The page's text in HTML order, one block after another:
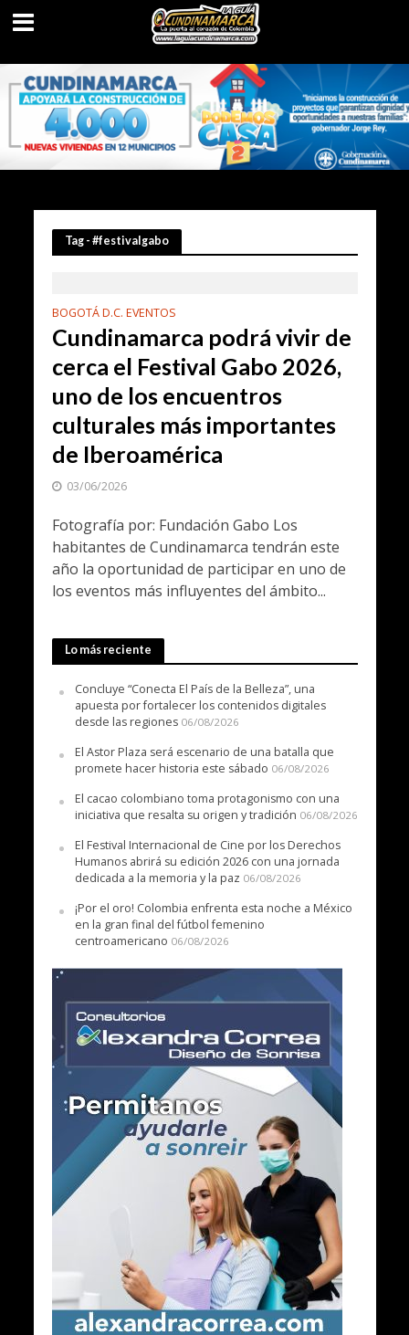
Tag - #festivalgabo
BOGOTÁ D.C. EVENTOS
Cundinamarca podrá vivir de
cerca el Festival Gabo 2026,
uno de los encuentros
culturales más importantes
de Iberoamérica
03/06/2026
Fotografía por: Fundación Gabo Los
habitantes de Cundinamarca tendrán este
año la oportunidad de participar en uno de
los eventos más influyentes del ámbito...
Lo más reciente
Concluye “Conecta El País de la Belleza”, una
apuesta por fortalecer los contenidos digitales
desde las regiones 06/08/2026
El Astor Plaza será escenario de una batalla que
promete hacer historia este sábado 06/08/2026
El cacao colombiano toma protagonismo con una
iniciativa que resalta su origen y tradición 06/08/2026
El Festival Internacional de Cine por los Derechos
Humanos abrirá su edición 2026 con una jornada
dedicada a la memoria y la paz 06/08/2026
¡Por el oro! Colombia enfrenta esta noche a México
en la gran final del fútbol femenino
centroamericano 06/08/2026